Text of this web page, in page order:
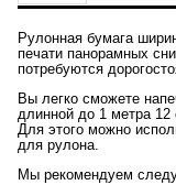
Рулонная бумага
печати панорамных
потребуются
Вы легко сможете
длинной до 1 метра 12
Для этого можно
для рулона.
Мы рекомендуем